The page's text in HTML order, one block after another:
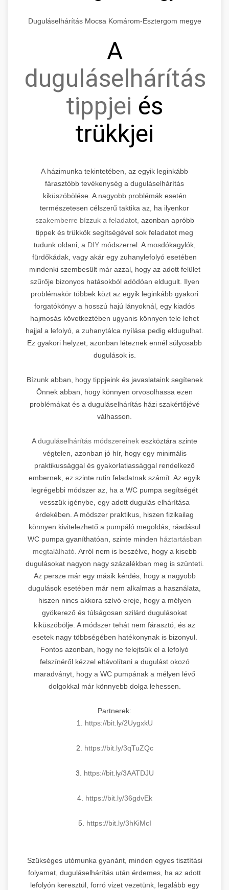
Duguláselhárítás Mocsa Komárom-Esztergom megye
A
duguláselhárítás
tippjei és
trükkjei
A házimunka tekintetében, az egyik leginkább
fárasztóbb tevékenység a duguláselhárítás
kiküszöbölése. A nagyobb problémák esetén
természetesen célszerű taktika az, ha ilyenkor
szakemberre bízzuk a feladatot, azonban apróbb
tippek és trükkök segítségével sok feladatot meg
tudunk oldani, a DIYmódszerrel. A mosdókagylók,
fürdőkádak, vagy akár egy zuhanylefolyó esetében
mindenki szembesült már azzal, hogy az adott felület
szűrője bizonyos hatásokból adódóan eldugult. Ilyen
problémakör többek közt az egyik leginkább gyakori
forgatókönyv a hosszú hajú lányoknál, egy kiadós
hajmosás következtében ugyanis könnyen tele lehet
hajjal a lefolyó, a zuhanytálca nyílása pedig eldugulhat.
Ez gyakori helyzet, azonban léteznek ennél súlyosabb
dugulások is.
Bízunk abban, hogy tippjeink és javaslataink segítenek
Önnek abban, hogy könnyen orvosolhassa ezen
problémákat és a duguláselhárítás házi szakértőjévé
válhasson.
Aduguláselhárítás módszereinek eszköztára szinte
végtelen, azonban jó hír, hogy egy minimális
praktikussággal és gyakorlatiassággal rendelkező
embernek, ez szinte rutin feladatnak számít. Az egyik
legrégebbi módszer az, ha a WC pumpa segítségét
vesszük igénybe, egy adott dugulás elhárítása
érdekében. A módszer praktikus, hiszen fizikailag
könnyen kivitelezhető a pumpáló megoldás, ráadásul
WC pumpa gyaníthatóan, szinte minden háztartásban
megtalálható. Arról nem is beszélve, hogy a kisebb
dugulásokat nagyon nagy százalékban meg is szünteti.
Az persze már egy másik kérdés, hogy a nagyobb
dugulások esetében már nem alkalmas a használata,
hiszen nincs akkora szívó ereje, hogy a mélyen
gyökerező és túlságosan szilárd dugulásokat
kiküszöbölje. A módszer tehát nem fárasztó, és az
esetek nagy többségében hatékonynak is bizonyul.
Fontos azonban, hogy ne felejtsük el a lefolyó
felszínéről kézzel eltávolítani a dugulást okozó
maradványt, hogy a WC pumpának a mélyen lévő
dolgokkal már könnyebb dolga lehessen.
Partnerek:
1. https://bit.ly/2UygxkU
2. https://bit.ly/3qTuZQc
3. https://bit.ly/3AATDJU
4. https://bit.ly/36gdvEk
5. https://bit.ly/3hKiMcI
Szükséges utómunka gyanánt, minden egyes tisztítási
folyamat, duguláselhárítás után érdemes, ha az adott
lefolyón keresztül, forró vizet vezetünk, legalább egy